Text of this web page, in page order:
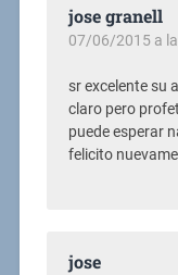
jose granell
07/06/2015 a
sr excelente su
claro pero
puede esperar
felicito
jose